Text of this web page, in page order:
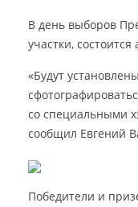
В день выборов
участки,
«Будут
со специальными
сообщил Евгений
Победители и